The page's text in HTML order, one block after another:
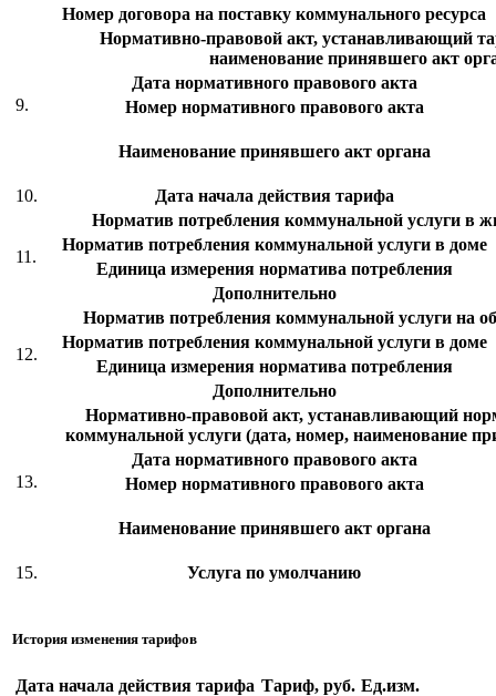
Номер договора на поставку коммунального ресурса
9.
Нормативно-правовой акт, устанавливающий
наименование принявшего акт
Дата нормативного правового акта
Номер нормативного правового акта
Наименование принявшего акт органа
10. Дата начала действия тарифа
11.
Норматив потребления коммунальной услуги в
Норматив потребления коммунальной услуги в доме
Единица измерения норматива потребления
Дополнительно
12.
Норматив потребления коммунальной услуги на
Норматив потребления коммунальной услуги в доме
Единица измерения норматива потребления
Дополнительно
13.
Нормативно-правовой акт, устанавливающий
коммунальной услуги (дата, номер, наименование
Дата нормативного правового акта
Номер нормативного правового акта
Наименование принявшего акт органа
15. Услуга по умолчанию
История изменения тарифов
Дата начала действия тарифа Тариф, руб. Ед.изм.